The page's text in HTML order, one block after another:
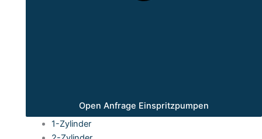
Open Anfrage Einspritzpumpen
1-Zylinder